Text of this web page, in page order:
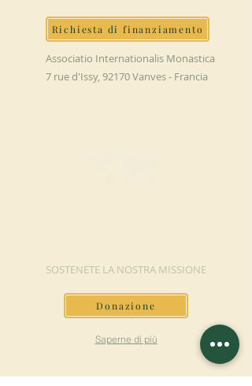
Richiesta di finanziamento
Associatio Internationalis Monastica
7 rue d'Issy, 92170 Vanves - Francia
SOSTENETE LA NOSTRA MISSIONE
Donazione
Saperne di più